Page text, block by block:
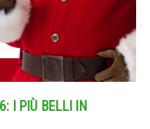
I PIÙ BELLI IN